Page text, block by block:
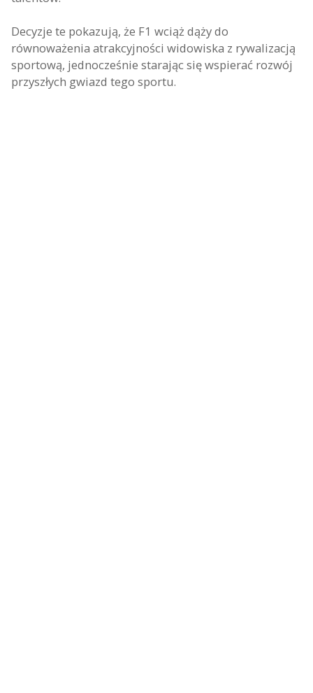
Decyzje te pokazują, że F1 wciąż dąży do
równoważenia atrakcyjności widowiska z rywalizacją
sportową, jednocześnie starając się wspierać rozwój
przyszłych gwiazd tego sportu.